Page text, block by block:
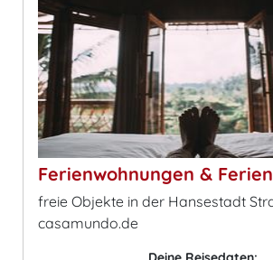
Ferienwohnungen &
freie Objekte in der Hansestadt
casamundo.de